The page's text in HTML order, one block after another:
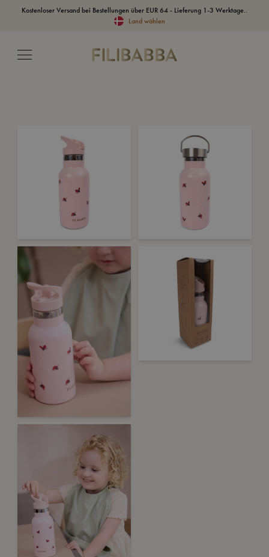
Kostenloser Versand bei Bestellungen über EUR 64 - Lieferung 1-3 Werktage..
Land wählen